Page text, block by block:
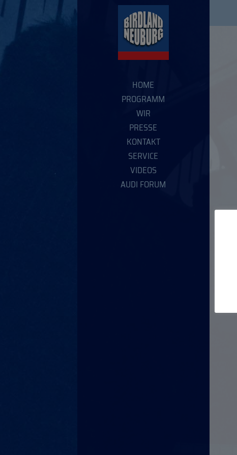
HOME
PROGRAMM
WIR
PRESSE
KONTAKT
SERVICE
VIDEOS
AUDI FORUM